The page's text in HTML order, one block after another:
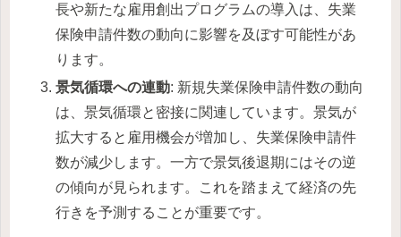
長や新たな雇用創出プログラムの導入は、失業
保険申請件数の動向に影響を及ぼす可能性があ
ります。
景気循環への連動: 新規失業保険申請件数の動向
は、景気循環と密接に関連しています。景気が
拡大すると雇用機会が増加し、失業保険申請件
数が減少します。一方で景気後退期にはその逆
の傾向が見られます。これを踏まえて経済の先
行きを予測することが重要です。